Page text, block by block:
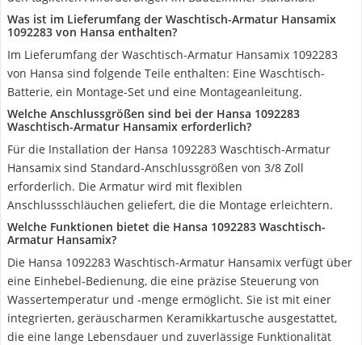
Was ist im Lieferumfang der Waschtisch-Armatur Hansamix
1092283 von Hansa enthalten?
Im Lieferumfang der Waschtisch-Armatur Hansamix 1092283
von Hansa sind folgende Teile enthalten: Eine Waschtisch-
Batterie, ein Montage-Set und eine Montageanleitung.
Welche Anschlussgrößen sind bei der Hansa 1092283
Waschtisch-Armatur Hansamix erforderlich?
Für die Installation der Hansa 1092283 Waschtisch-Armatur
Hansamix sind Standard-Anschlussgrößen von 3/8 Zoll
erforderlich. Die Armatur wird mit flexiblen
Anschlussschläuchen geliefert, die die Montage erleichtern.
Welche Funktionen bietet die Hansa 1092283 Waschtisch-
Armatur Hansamix?
Die Hansa 1092283 Waschtisch-Armatur Hansamix verfügt über
eine Einhebel-Bedienung, die eine präzise Steuerung von
Wassertemperatur und -menge ermöglicht. Sie ist mit einer
integrierten, geräuscharmen Keramikkartusche ausgestattet,
die eine lange Lebensdauer und zuverlässige Funktionalität